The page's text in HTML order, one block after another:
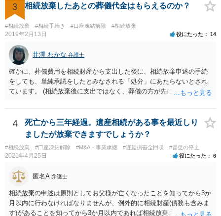
ので できないと思います。
3 相続放棄したあとの葬儀代金はもらえるのか？
#相続放棄 #相続手続き #口座凍結解除 #相続放棄
2019年2月13日 役にたった 14
井澤 わかな 弁護士
確かに、葬儀費用を相続財産から支出した後に、相続放棄申述の手続
をしても、単純承認をしたとみなされる「処分」にあたらないとされ
ています。 (相続放棄後に支出ではなく、葬儀の方が先に来るのが通常
述の手続ということだと思いますが) ただ、葬儀費用ならいくらでもよ
いということではなく、身分相応の、社会的儀式として当然認められ
る程度の金額に留まると考えた方がよいです。 もし、相続人の皆さん
に葬儀費用を支出する経済力がなく、質素な葬儀を行った費用であれ
ば相続財産から支出しても単純承認と認められない可能性が高いの
で、相続放棄申述が受理される可能性も高いと思います。
4
死亡から三年経過。遺産相続がある事を最近しり
ましたが放棄できますでしょうか？
#相続放棄 #口座凍結解除 #M&A・事業承継 #遅延損害金回収 #督促の停止
2021年4月25日 役にたった 6
匿名A 弁護士
相続放棄の申述は原則としてお父様が亡くなったことを知ってから3か
月以内に行わなければなりませんが、例外的に相続財産(債務も含みま
す)があることを知ってから3か月以内であれば相続放棄の申述が認め